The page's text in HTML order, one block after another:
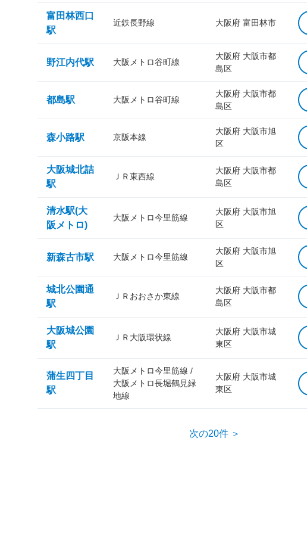
富田林西口
駅
近鉄長野線 大阪府 富田林市
野江内代駅 大阪メトロ谷町線
大阪府 大阪市都
島区
都島駅 大阪メトロ谷町線
大阪府 大阪市都
島区
森小路駅 京阪本線
大阪府 大阪市旭
区
大阪城北詰
駅
ＪＲ東西線
大阪府 大阪市都
島区
清水駅(大
阪メトロ)
大阪メトロ今里筋線
大阪府 大阪市旭
区
新森古市駅 大阪メトロ今里筋線
大阪府 大阪市旭
区
城北公園通
駅
ＪＲおおさか東線
大阪府 大阪市都
島区
大阪城公園
駅
ＪＲ大阪環状線
大阪府 大阪市城
東区
蒲生四丁目
駅
大阪メトロ今里筋線 /
大阪メトロ長堀鶴見緑
地線
大阪府 大阪市城
東区
次の20件 ＞